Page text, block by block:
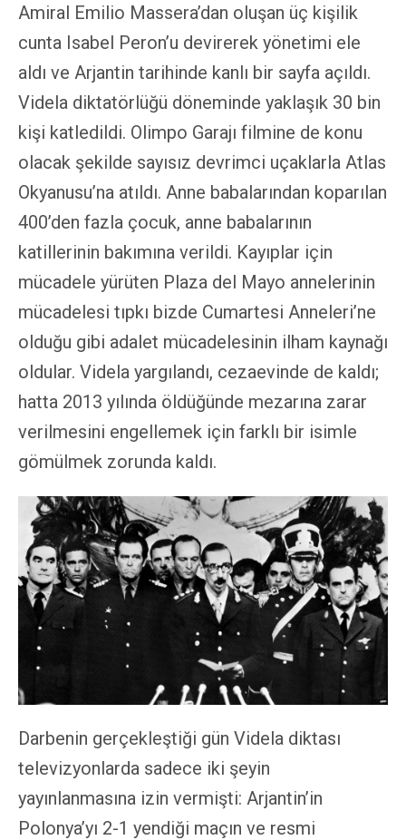
Amiral Emilio Massera’dan oluşan üç kişilik
cunta Isabel Peron’u devirerek yönetimi ele
aldı ve Arjantin tarihinde kanlı bir sayfa açıldı.
Videla diktatörlüğü döneminde yaklaşık 30 bin
kişi katledildi. Olimpo Garajı filmine de konu
olacak şekilde sayısız devrimci uçaklarla Atlas
Okyanusu’na atıldı. Anne babalarından koparılan
400’den fazla çocuk, anne babalarının
katillerinin bakımına verildi. Kayıplar için
mücadele yürüten Plaza del Mayo annelerinin
mücadelesi tıpkı bizde Cumartesi Anneleri’ne
olduğu gibi adalet mücadelesinin ilham kaynağı
oldular. Videla yargılandı, cezaevinde de kaldı;
hatta 2013 yılında öldüğünde mezarına zarar
verilmesini engellemek için farklı bir isimle
gömülmek zorunda kaldı.
Darbenin gerçekleştiği gün Videla diktası
televizyonlarda sadece iki şeyin
yayınlanmasına izin vermişti: Arjantin’in
Polonya’yı 2-1 yendiği maçın ve resmi